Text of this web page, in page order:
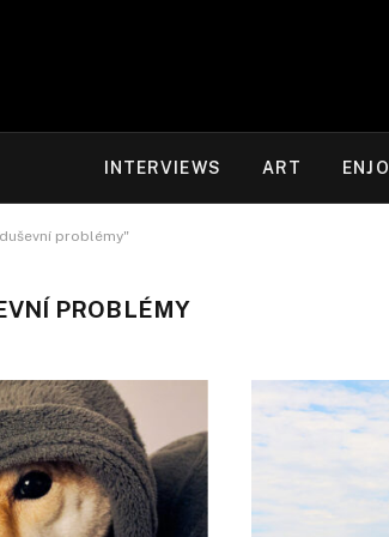
INTERVIEWS ART
problémy"
PROBLÉMY